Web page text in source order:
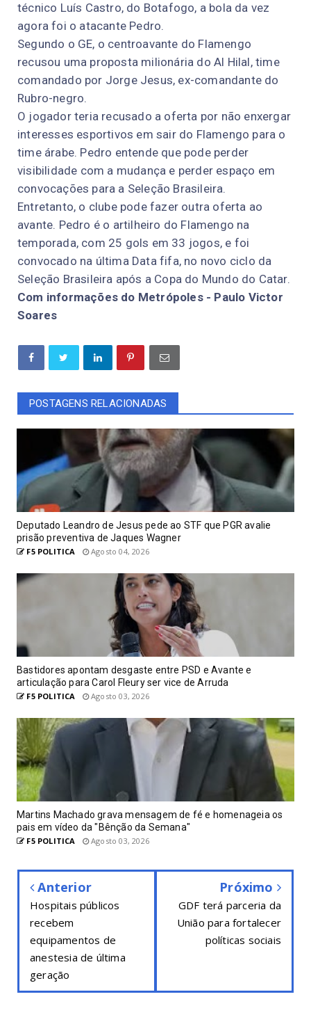
técnico Luís Castro, do Botafogo, a bola da vez
agora foi o atacante Pedro.
Segundo o GE, o centroavante do Flamengo
recusou uma proposta milionária do Al Hilal, time
comandado por Jorge Jesus, ex-comandante do
Rubro-negro.
O jogador teria recusado a oferta por não enxergar
interesses esportivos em sair do Flamengo para o
time árabe. Pedro entende que pode perder
visibilidade com a mudança e perder espaço em
convocações para a Seleção Brasileira.
Entretanto, o clube pode fazer outra oferta ao
avante. Pedro é o artilheiro do Flamengo na
temporada, com 25 gols em 33 jogos, e foi
convocado na última Data fifa, no novo ciclo da
Seleção Brasileira após a Copa do Mundo do Catar.
Com informações do Metrópoles - Paulo Victor
Soares
POSTAGENS RELACIONADAS
Deputado Leandro de Jesus pede ao STF que PGR avalie
prisão preventiva de Jaques Wagner
F5 POLITICA Agosto 04, 2026
Bastidores apontam desgaste entre PSD e Avante e
articulação para Carol Fleury ser vice de Arruda
F5 POLITICA Agosto 03, 2026
Martins Machado grava mensagem de fé e homenageia os
pais em vídeo da "Bênção da Semana"
F5 POLITICA Agosto 03, 2026
Anterior
Hospitais públicos
recebem
equipamentos de
anestesia de última
geração
Próximo
GDF terá parceria da
União para fortalecer
políticas sociais